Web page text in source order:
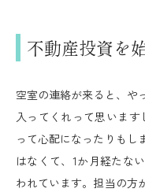
不動産投資を
空室の連絡が来ると、や
入ってくれって思います
って心配になったりもし
はなくて、1か月経たな
われています。担当の方